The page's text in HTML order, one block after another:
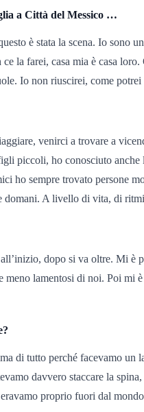
a Città del Messico …
è stata la scena. Io sono
la farei, casa mia è casa
Io non riuscirei, come
venirci a trovare a
piccoli, ho conosciuto
ho sempre trovato persone
A livello di vita, di
dopo si va oltre. Mi
lamentosi di noi. Poi mi
di tutto perché facevamo
davvero staccare la
proprio fuori dal